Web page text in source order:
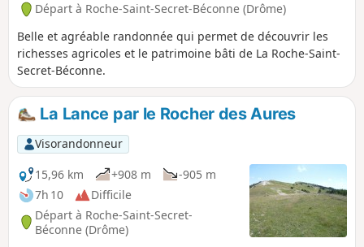
Départ à Roche-Saint-Secret-Béconne (Drôme)
Belle et agréable randonnée qui permet de découvrir les
richesses agricoles et le patrimoine bâti de La Roche-Saint-
Secret-Béconne.
La Lance par le Rocher des Aures
Visorandonneur
15,96 km
+908 m
-905 m
7h 10
Difficile
Départ à Roche-Saint-Secret-
Béconne (Drôme)